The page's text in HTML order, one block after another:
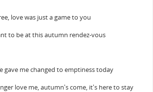
love was just a game to you
to be at this autumn rendez-vous
gave me changed to emptiness today
love me, autumn's come, it's here to stay